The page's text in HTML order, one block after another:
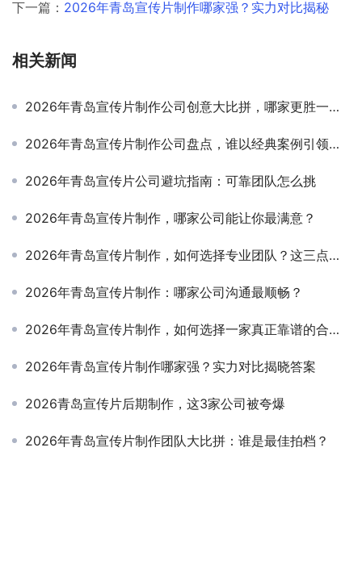
下一篇： 2026年青岛宣传片制作哪家强？实力对比揭秘
相关新闻
2026年青岛宣传片制作公司创意大比拼，哪家更胜一筹？
2026年青岛宣传片制作公司盘点，谁以经典案例引领行业风潮？
2026年青岛宣传片公司避坑指南：可靠团队怎么挑
2026年青岛宣传片制作，哪家公司能让你最满意？
2026年青岛宣传片制作，如何选择专业团队？这三点是关键
2026年青岛宣传片制作：哪家公司沟通最顺畅？
2026年青岛宣传片制作，如何选择一家真正靠谱的合作伙伴？
2026年青岛宣传片制作哪家强？实力对比揭晓答案
2026青岛宣传片后期制作，这3家公司被夸爆
2026年青岛宣传片制作团队大比拼：谁是最佳拍档？